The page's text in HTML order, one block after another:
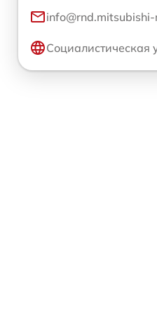
Социалистическая